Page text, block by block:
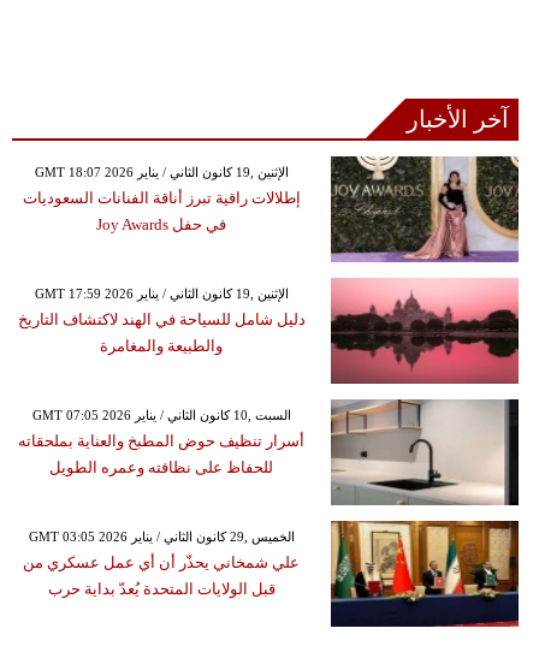
آخر الأخبار
GMT 18:07 2026 الإثنين ,19 كانون الثاني / يناير
إطلالات راقية تبرز أناقة الفنانات السعوديات
في حفل Joy Awards
GMT 17:59 2026 الإثنين ,19 كانون الثاني / يناير
دليل شامل للسياحة في الهند لاكتشاف التاريخ
والطبيعة والمغامرة
GMT 07:05 2026 السبت ,10 كانون الثاني / يناير
أسرار تنظيف حوض المطبخ والعناية بملحقاته
للحفاظ على نظافته وعمره الطويل
GMT 03:05 2026 الخميس ,29 كانون الثاني / يناير
علي شمخاني يحذّر أن أي عمل عسكري من
قبل الولايات المتحدة يُعدّ بداية حرب